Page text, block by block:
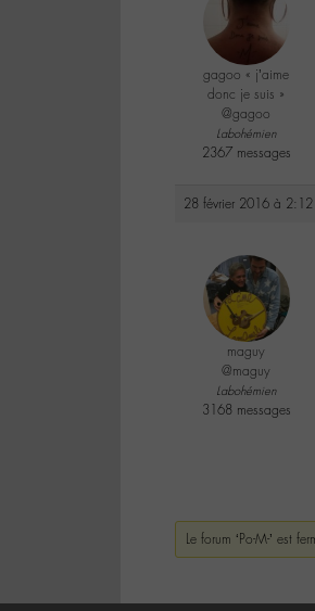
gagoo « j’aime
donc je suis »
@gagoo
Labohémien
2367 messages
28 février 2016 à 2:12
maguy
@maguy
Labohémien
3168 messages
Le forum ‘Po-M-’ est